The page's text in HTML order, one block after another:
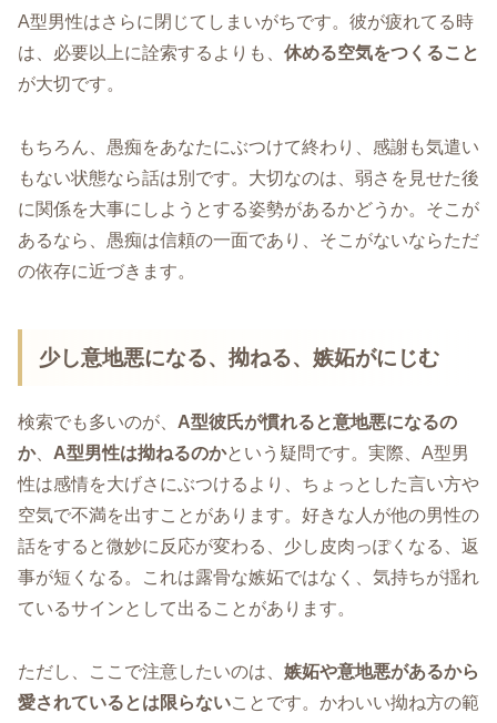
A型男性はさらに閉じてしまいがちです。彼が疲れてる時
は、必要以上に詮索するよりも、 休める空気をつくること
が大切です。
もちろん、愚痴をあなたにぶつけて終わり、感謝も気遣い
もない状態なら話は別です。大切なのは、弱さを見せた後
に関係を大事にしようとする姿勢があるかどうか。そこが
あるなら、愚痴は信頼の一面であり、そこがないならただ
の依存に近づきます。
少し意地悪になる、拗ねる、嫉妬がにじむ
検索でも多いのが、 A型彼氏が慣れると意地悪になるの
か、 A型男性は拗ねるのかという疑問です。実際、A型男
性は感情を大げさにぶつけるより、ちょっとした言い方や
空気で不満を出すことがあります。好きな人が他の男性の
話をすると微妙に反応が変わる、少し皮肉っぽくなる、返
事が短くなる。これは露骨な嫉妬ではなく、気持ちが揺れ
ているサインとして出ることがあります。
ただし、ここで注意したいのは、 嫉妬や意地悪があるから
愛されているとは限らないことです。かわいい拗ね方の範